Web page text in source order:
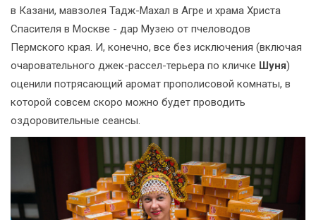
в Казани, мавзолея Тадж-Махал в Агре и храма Христа
Спасителя в Москве - дар Музею от пчеловодов
Пермского края. И, конечно, все без исключения (включая
очаровательного джек-рассел-терьера по кличке Шуня)
оценили потрясающий аромат прополисовой комнаты, в
которой совсем скоро можно будет проводить
оздоровительные сеансы.